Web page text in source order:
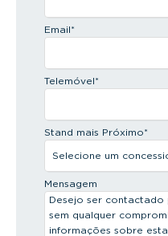
Email*
Telemóvel*
Stand mais Próximo*
Mensagem